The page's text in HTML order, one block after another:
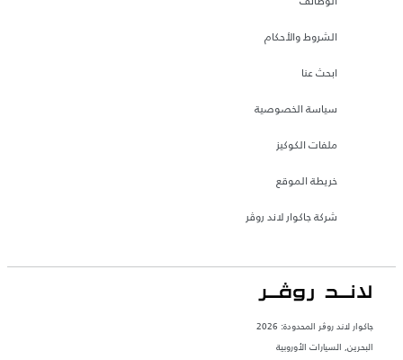
الشروط والأحكام
ابحث عنا
سياسة الخصوصية
ملفات الكوكيز
خريطة الموقع
شركة جاكوار لاند روڤر
جاكوار لاند روڨر المحدودة: 2026
البحرين, السيارات الأوروبية